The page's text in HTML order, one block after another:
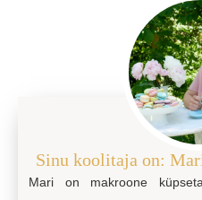
Sinu koolitaja on:
Mari on makroone